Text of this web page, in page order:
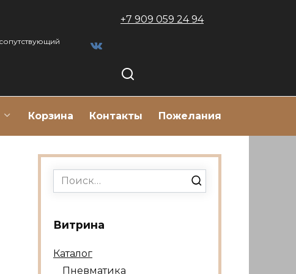
+7 909 059 24 94
Корзина Контакты Пожелания
Search
for:
Витрина
Каталог
Пневматика